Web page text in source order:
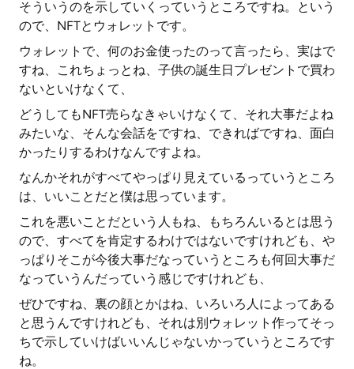
そういうのを示していくっていうところですね。という
ので、NFTとウォレットです。
ウォレットで、何のお金使ったのって言ったら、実はで
すね、これちょっとね、子供の誕生日プレゼントで買わ
ないといけなくて、
どうしてもNFT売らなきゃいけなくて、それ大事だよね
みたいな、そんな会話をですね、できればですね、面白
かったりするわけなんですよね。
なんかそれがすべてやっぱり見えているっていうところ
は、いいことだと僕は思っています。
これを悪いことだという人もね、もちろんいるとは思う
ので、すべてを肯定するわけではないですけれども、や
っぱりそこが今後大事だなっていうところも何回大事だ
なっていうんだっていう感じですけれども、
ぜひですね、裏の顔とかはね、いろいろ人によってある
と思うんですけれども、それは別ウォレット作ってそっ
ちで示していけばいいんじゃないかっていうところです
ね。